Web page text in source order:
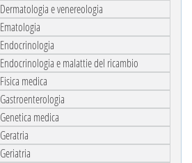
Dermatologia e venereologia
Ematologia
Endocrinologia
Endocrinologia e malattie del ricambio
Fisica medica
Gastroenterologia
Genetica medica
Geratria
Geriatria